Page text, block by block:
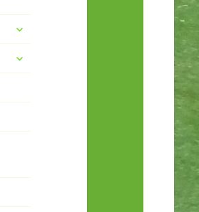
untermenü
anzeigen
untermenü
anzeigen